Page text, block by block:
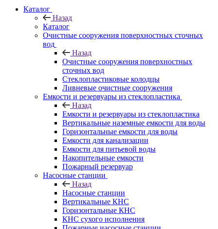
Каталог
Назад
Каталог
Очистные сооружения поверхностных сточных
вод
Назад
Очистные сооружения поверхностных
сточных вод
Стеклопластиковые колодцы
Ливневые очистные сооружения
Емкости и резервуары из стеклопластика
Назад
Емкости и резервуары из стеклопластика
Вертикальные наземные емкости для воды
Горизонтальные емкости для воды
Емкости для канализации
Емкости для питьевой воды
Накопительные емкости
Пожарный резервуар
Насосные станции
Назад
Насосные станции
Вертикальные КНС
Горизонтальные КНС
КНС сухого исполнения